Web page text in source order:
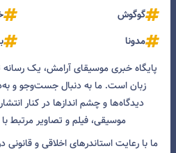
گوگوش
مدونا
پایگاه خبری موسیقای آرامش، یک
زبان است. ما به دنبال جست‌و‌جو و
دیدگاه‌ها و چشم انداز‌ها در کنار
موسیقی، فیلم و تصاویر مرتبط
ما با رعایت استاندرهای اخلاقی و قانونی